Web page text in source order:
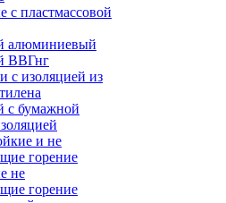
с пластмассовой
алюминиевый
ВВГнг
с изоляцией из
с бумажной
и не
горение
не
горение